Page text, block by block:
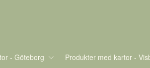
- Göteborg Produkter med kartor -